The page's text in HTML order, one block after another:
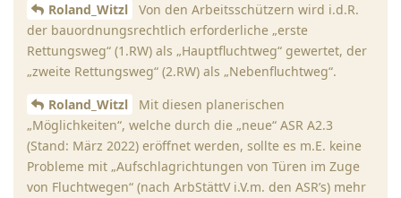
Roland_Witzl
Von den Arbeitsschützern wird i.d.R.
der bauordnungsrechtlich erforderliche „erste
Rettungsweg“ (1.RW) als „Hauptfluchtweg“ gewertet, der
„zweite Rettungsweg“ (2.RW) als „Nebenfluchtweg“.
Roland_Witzl
Mit diesen planerischen
„Möglichkeiten“, welche durch die „neue“ ASR A2.3
(Stand: März 2022) eröffnet werden, sollte es m.E. keine
Probleme mit „Aufschlagrichtungen von Türen im Zuge
von Fluchtwegen“ (nach ArbStättV i.V.m. den ASR’s) mehr